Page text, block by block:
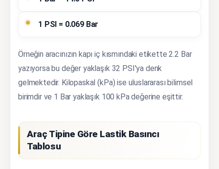
1 PSI = 0.069 Bar
Örneğin aracınızın kapı iç kısmındaki etikette 2.2 Bar
yazıyorsa bu değer yaklaşık 32 PSI'ya denk
gelmektedir. Kilopaskal (kPa) ise uluslararası bilimsel
birimdir ve 1 Bar yaklaşık 100 kPa değerine eşittir.
Araç Tipine Göre Lastik Basıncı
Tablosu